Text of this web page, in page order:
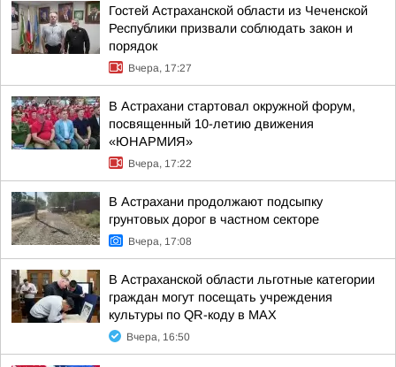
Гостей Астраханской области из Чеченской
Республики призвали соблюдать закон и
порядок
Вчера, 17:27
В Астрахани стартовал окружной форум,
посвященный 10-летию движения
«ЮНАРМИЯ»
Вчера, 17:22
В Астрахани продолжают подсыпку
грунтовых дорог в частном секторе
Вчера, 17:08
В Астраханской области льготные категории
граждан могут посещать учреждения
культуры по QR-коду в МАХ
Вчера, 16:50